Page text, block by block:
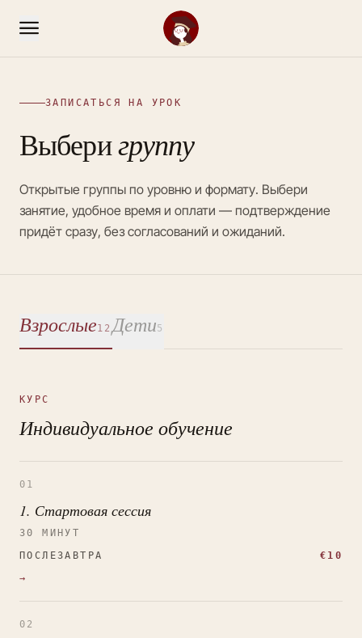
ЗАПИСАТЬСЯ НА УРОК
Выберигруппу
Открытые группы по уровню и формату. Выбери
занятие, удобное время и оплати — подтверждение
придёт сразу, без согласований и ожиданий.
Взрослые12Дети5
КУРС
Индивидуальное обучение
01
1. Стартовая сессия
30 МИНУТ
ПОСЛЕЗАВТРА
€10
→
02